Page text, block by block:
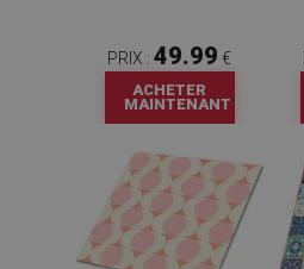
PRIX : 49.99 €
ACHETER
MAINTENANT